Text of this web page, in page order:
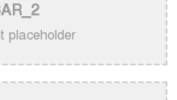
উদাসী হয়ে’ গানের
placeholder